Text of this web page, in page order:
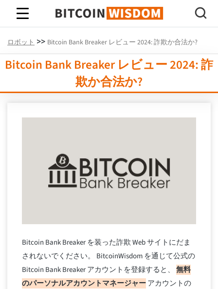
ビットコインの知恵
ロボット >> Bitcoin Bank Breaker レビュー 2024: 詐欺か合法か?
Bitcoin Bank Breaker レビュー 2024: 詐
欺か合法か?
Bitcoin Bank Breaker を装った詐欺 Web サイトにだま
されないでください。 BitcoinWisdom を通じて公式の
Bitcoin Bank Breaker アカウントを登録すると、 無料
のパーソナルアカウントマネージャーアカウントの